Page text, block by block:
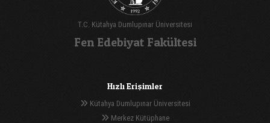
T.C. Kütahya Dumlupınar Üniversitesi
Fen Edebiyat Fakültesi
Hızlı Erişimler
Kütahya Dumlupınar Üniversitesi
Merkez Kütüphane